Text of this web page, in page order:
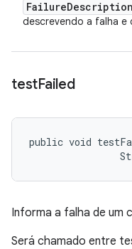
FailureDescription
descrevendo a falha
testFailed
public void
Informa a falha de um
Será chamado entre